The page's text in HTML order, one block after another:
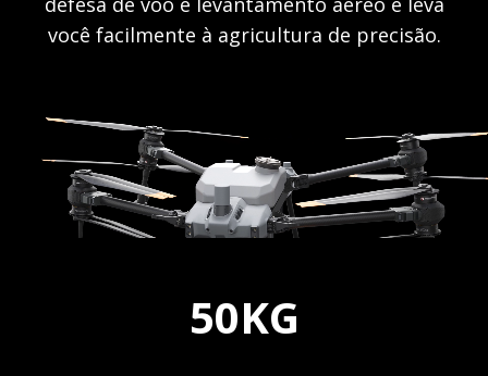
você facilmente à agricultura de precisão.
50KG